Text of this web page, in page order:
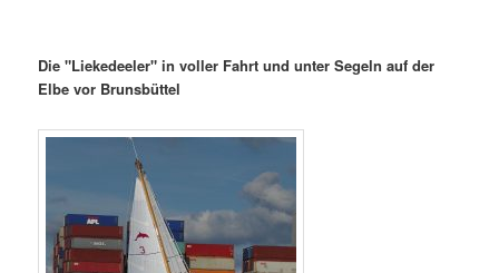
Die "Liekedeeler" in voller Fahrt und unter Segeln auf der
Elbe vor Brunsbüttel